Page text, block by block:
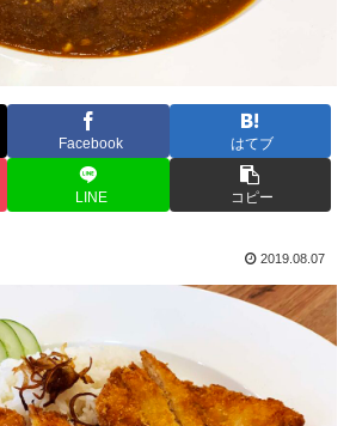
Facebook はてブ
LINE コピー
2019.08.07